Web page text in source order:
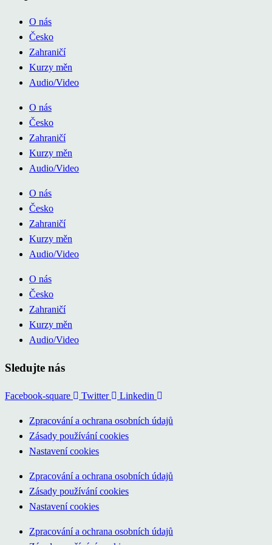
O nás
Česko
Zahraničí
Kurzy měn
Audio/Video
O nás
Česko
Zahraničí
Kurzy měn
Audio/Video
O nás
Česko
Zahraničí
Kurzy měn
Audio/Video
O nás
Česko
Zahraničí
Kurzy měn
Audio/Video
Sledujte nás
Facebook-square Twitter Linkedin
Zpracování a ochrana osobních údajů
Zásady používání cookies
Nastavení cookies
Zpracování a ochrana osobních údajů
Zásady používání cookies
Nastavení cookies
Zpracování a ochrana osobních údajů